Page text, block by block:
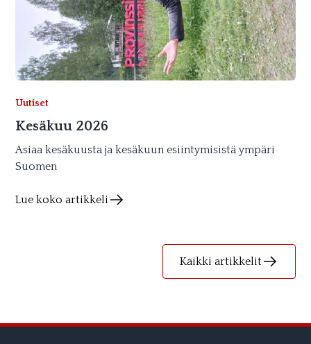
Uutiset
Kesäkuu 2026
Asiaa kesäkuusta ja kesäkuun esiintymisistä ympäri
Suomen
Lue koko artikkeli
Kaikki artikkelit